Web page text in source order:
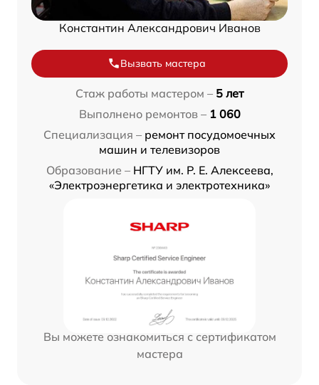
Константин Александрович Иванов
Вызвать мастера
Стаж работы мастером – 5 лет
Выполнено ремонтов – 1 060
Специализация – ремонт посудомоечных
машин и телевизоров
Образование – НГТУ им. Р. Е. Алексеева,
«Электроэнергетика и электротехника»
Вы можете ознакомиться с сертификатом
мастера